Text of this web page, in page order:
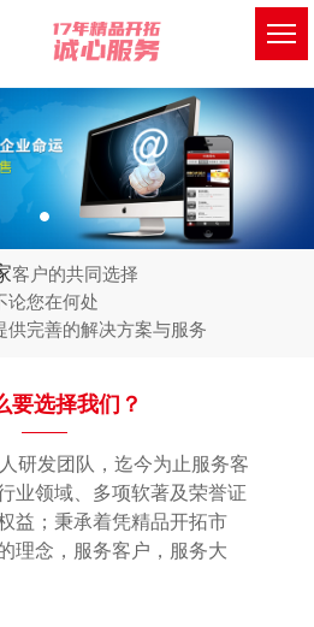
客户的共同选择
论您在何处
供完善的解决方案与服务
要选择我们？
研发团队，迄今为止服务客
业领域、多项软著及荣誉证
益；秉承着凭精品开拓市
理念，服务客户，服务大